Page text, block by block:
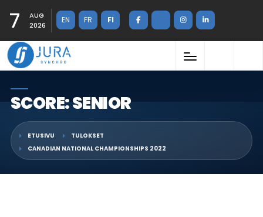
7
AUG
2026
EN FR FI
SCORE: SENIOR
ETUSIVU
TULOKSET
CANADIAN NATIONAL CHAMPIONSHIPS 2022